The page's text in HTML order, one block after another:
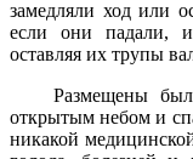
замедляли ход или
если они падали,
оставляя их трупы
Размещены
открытым небом и
никакой